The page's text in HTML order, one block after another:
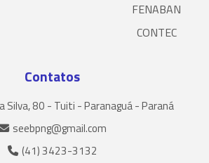
FENABAN
CONTEC
Contatos
Silva, 80 - Tuiti - Paranaguá - Paraná
seebpng@gmail.com
(41) 3423-3132